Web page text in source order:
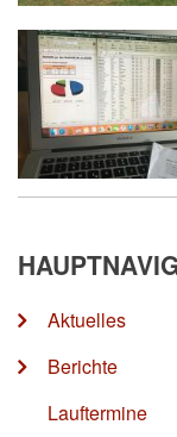
Aktuelles
Berichte
Lauftermine